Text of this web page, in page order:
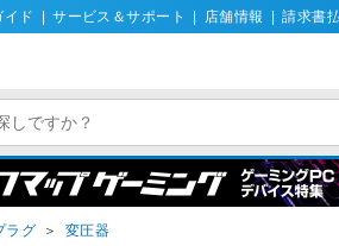
イド サービス＆サポート 店舗情報 請求書
ラグ ＞ 変圧器